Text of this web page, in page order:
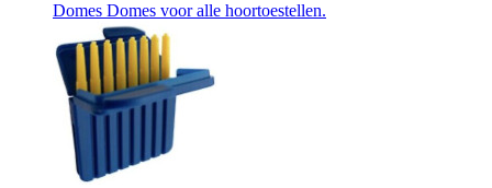
Domes Domes voor alle hoortoestellen.